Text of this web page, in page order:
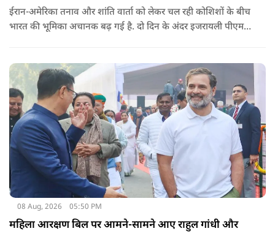
ईरान-अमेरिका तनाव और शांति वार्ता को लेकर चल रही कोशिशों के बीच
भारत की भूमिका अचानक बढ़ गई है. दो दिन के अंदर इजरायली पीएम
08 Aug, 2026 05:50 PM
महिला आरक्षण बिल पर आमने-सामने आए राहुल गांधी और